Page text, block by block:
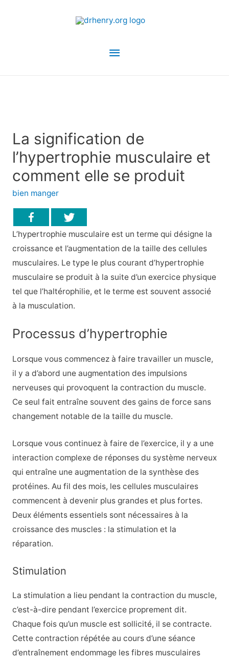
Menu
La signification de
l’hypertrophie musculaire et
comment elle se produit
bien manger
L’hypertrophie musculaire est un terme qui désigne la
croissance et l’augmentation de la taille des cellules
musculaires. Le type le plus courant d’hypertrophie
musculaire se produit à la suite d’un exercice physique
tel que l’haltérophilie, et le terme est souvent associé
à la musculation.
Processus d’hypertrophie
Lorsque vous commencez à faire travailler un muscle,
il y a d’abord une augmentation des impulsions
nerveuses qui provoquent la contraction du muscle.
Ce seul fait entraîne souvent des gains de force sans
changement notable de la taille du muscle.
Lorsque vous continuez à faire de l’exercice, il y a une
interaction complexe de réponses du système nerveux
qui entraîne une augmentation de la synthèse des
protéines. Au fil des mois, les cellules musculaires
commencent à devenir plus grandes et plus fortes.
Deux éléments essentiels sont nécessaires à la
croissance des muscles : la stimulation et la
réparation.
Stimulation
La stimulation a lieu pendant la contraction du muscle,
c’est-à-dire pendant l’exercice proprement dit.
Chaque fois qu’un muscle est sollicité, il se contracte.
Cette contraction répétée au cours d’une séance
d’entraînement endommage les fibres musculaires